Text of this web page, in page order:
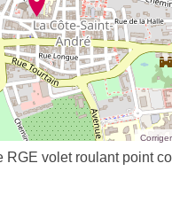
volet roulant point